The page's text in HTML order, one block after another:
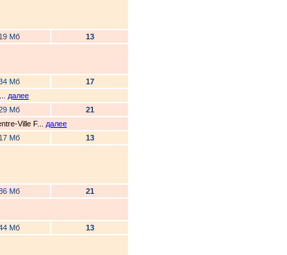
Мб
13
Мб
17
далее
Мб
21
Ville F... далее
Мб
13
Мб
21
Мб
13